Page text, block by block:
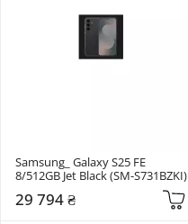
Samsung_ Galaxy S25 FE
8/512GB Jet Black (SM-S731BZKI)
29 794 ₴